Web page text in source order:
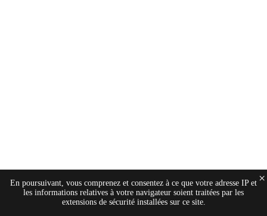
En poursuivant, vous comprenez et consentez à ce que votre adresse IP et
les informations relatives à votre navigateur soient traitées par les
extensions de sécurité installées sur ce site.
×